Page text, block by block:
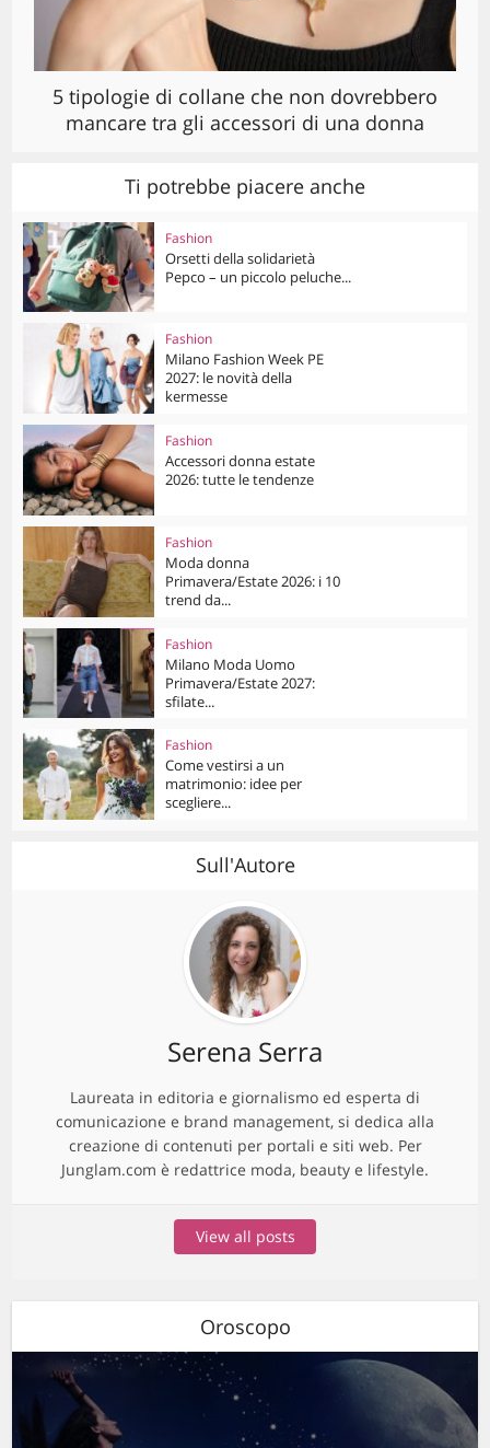
5 tipologie di collane che non dovrebbero
mancare tra gli accessori di una donna
Ti potrebbe piacere anche
Fashion
Orsetti della solidarietà
Pepco – un piccolo peluche...
Fashion
Milano Fashion Week PE
2027: le novità della
kermesse
Fashion
Accessori donna estate
2026: tutte le tendenze
Fashion
Moda donna
Primavera/Estate 2026: i 10
trend da...
Fashion
Milano Moda Uomo
Primavera/Estate 2027:
sfilate...
Fashion
Come vestirsi a un
matrimonio: idee per
scegliere...
Sull'Autore
Serena Serra
Laureata in editoria e giornalismo ed esperta di
comunicazione e brand management, si dedica alla
creazione di contenuti per portali e siti web. Per
Junglam.com è redattrice moda, beauty e lifestyle.
View all posts
Oroscopo